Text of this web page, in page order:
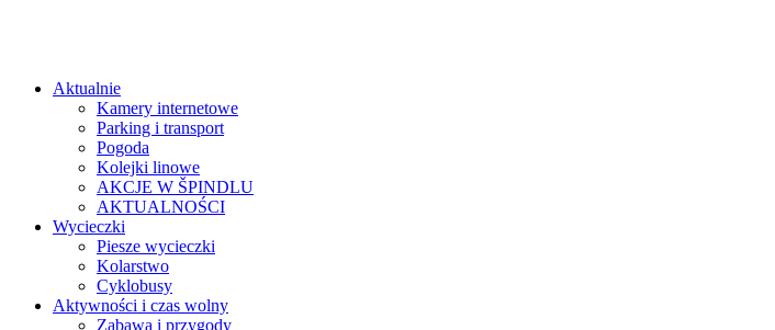
Aktualnie
Kamery internetowe
Parking i transport
Pogoda
Kolejki linowe
AKCJE W ŠPINDLU
AKTUALNOŚCI
Wycieczki
Piesze wycieczki
Kolarstwo
Cyklobusy
Aktywności i czas wolny
Zabawa i przygody